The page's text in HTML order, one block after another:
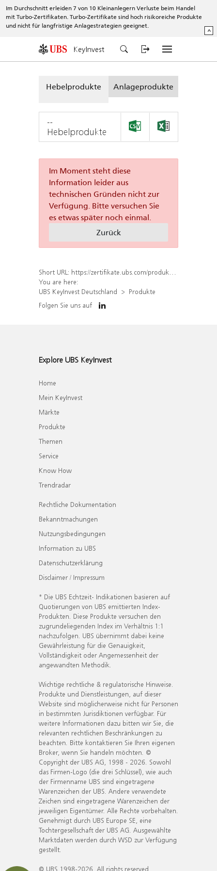
Im Durchschnitt erleiden 7 von 10 Kleinanlegern Verluste beim Handel
mit Turbo-Zertifikaten. Turbo-Zertifikate sind hoch risikoreiche Produkte
und nicht für langfristige Anlagestrategien geeignet.
^
KeyInvest
Hebelprodukte Anlageprodukte
--
Hebelprodukte
Im Moment steht diese
Information leider aus
technischen Gründen nicht zur
Verfügung. Bitte versuchen Sie
es etwas später noch einmal.
Zurück
Short URL: https://zertifikate.ubs.com/produkt/liste?formattedDirection%5B%5D=put&productType=Open-End-Turbo&underlyings%5B%5D=526467
You are here:
UBS KeyInvest Deutschland
Produkte
Folgen Sie uns auf
Explore UBS KeyInvest
Home
Mein KeyInvest
Märkte
Produkte
Themen
Service
Know How
Trendradar
Rechtliche Dokumentation
Bekanntmachungen
Nutzungsbedingungen
Information zu UBS
Datenschutzerklärung
Disclaimer / Impressum
* Die UBS Echtzeit- Indikationen basieren auf
Quotierungen von UBS emittierten Index-
Produkten. Diese Produkte versuchen den
zugrundeliegenden Index im Verhältnis 1:1
nachzufolgen. UBS übernimmt dabei keine
Gewährleistung für die Genauigkeit,
Vollständigkeit oder Angemessenheit der
angewandten Methodik.
Wichtige rechtliche & regulatorische Hinweise.
Produkte und Dienstleistungen, auf dieser
Website sind möglicherweise nicht für Personen
in bestimmten Jurisdiktionen verfügbar. Für
weitere Informationen dazu bitten wir Sie, die
relevanten rechtlichen Beschränkungen zu
beachten. Bitte kontaktieren Sie Ihren eigenen
Broker, wenn Sie handeln möchten. ©
Copyright der UBS AG, 1998 - 2026. Sowohl
das Firmen-Logo (die drei Schlüssel), wie auch
der Firmenname UBS sind eingetragene
Warenzeichen der UBS. Andere verwendete
Zeichen sind eingetragene Warenzeichen der
jeweiligen Eigentümer. Alle Rechte vorbehalten.
Genehmigt durch UBS Europe SE, eine
Tochtergesellschaft der UBS AG. Ausgewählte
Marktdaten werden durch WSD zur Verfügung
gestellt.
© UBS 1998-2026. All rights reserved.